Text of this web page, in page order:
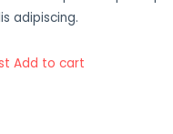
adipiscing.
Add to cart